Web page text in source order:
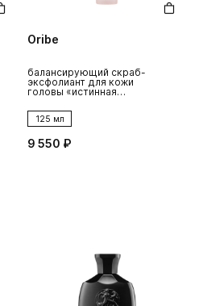
Oribe
балансирующий скраб-
эксфолиант для кожи
головы «истинная
125 мл
9 550 ₽